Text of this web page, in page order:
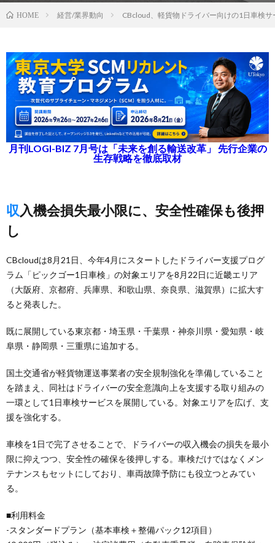
HOME 経営/業界動向 CBcloud、軽貨物ドライバー向けの1日車検
月刊LOGI-BIZ 7月号は「未来を創る輸送改革」 先行企業の
生存戦略を徹底取材
収入機会損失最小限に、安全性確保も後押
し
CBcloudは8月21日、今年4月にスタートしたドライバー支援プログ
ラム「ピックゴー1日車検」の対象エリアを8月22日に近畿エリア
（大阪府、京都府、兵庫県、和歌山県、奈良県、滋賀県）に拡大す
ると発表した。
既に展開している東京都・埼玉県・千葉県・神奈川県・愛知県・岐
阜県・静岡県・三重県に追加する。
国土交通省が軽貨物運送事業者の安全規制強化を準備していること
を踏まえ、同社はドライバーの安全意識向上を支援する取り組みの
一環として1日車検サービスを展開している。対象エリアを広げ、支
援を強化する。
車検を1日で完了させることで、ドライバーの収入機会の損失を最小
限に抑えつつ、安全性の確保を後押しする。車検だけではなくメン
テナンスもセットにしており、車両故障予防にも役立つとみてい
る。
■利用料金
-スタンダードプラン（基本車検＋整備パック12項目）